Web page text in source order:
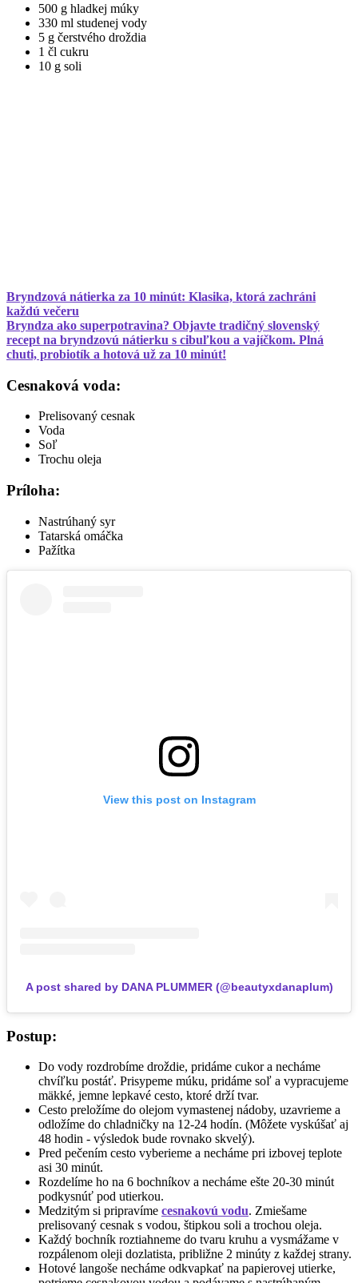
500 g hladkej múky
330 ml studenej vody
5 g čerstvého droždia
1 čl cukru
10 g soli
Bryndzová nátierka za 10 minút: Klasika, ktorá zachráni
každú večeru
Bryndza ako superpotravina? Objavte tradičný slovenský
recept na bryndzovú nátierku s cibuľkou a vajíčkom. Plná
chuti, probiotík a hotová už za 10 minút!
Cesnaková voda:
Prelisovaný cesnak
Voda
Soľ
Trochu oleja
Príloha:
Nastrúhaný syr
Tatarská omáčka
Pažítka
View this post on Instagram
A post shared by DANA PLUMMER (@beautyxdanaplum)
Postup:
Do vody rozdrobíme droždie, pridáme cukor a necháme
chvíľku postáť. Prisypeme múku, pridáme soľ a vypracujeme
mäkké, jemne lepkavé cesto, ktoré drží tvar.
Cesto preložíme do olejom vymastenej nádoby, uzavrieme a
odložíme do chladničky na 12-24 hodín. (Môžete vyskúšať aj
48 hodin - výsledok bude rovnako skvelý).
Pred pečením cesto vyberieme a necháme pri izbovej teplote
asi 30 minút.
Rozdelíme ho na 6 bochníkov a necháme ešte 20-30 minút
podkysnúť pod utierkou.
Medzitým si pripravíme cesnakovú vodu. Zmiešame
prelisovaný cesnak s vodou, štipkou soli a trochou oleja.
Každý bochník roztiahneme do tvaru kruhu a vysmážame v
rozpálenom oleji dozlatista, približne 2 minúty z každej strany.
Hotové langoše necháme odkvapkať na papierovej utierke,